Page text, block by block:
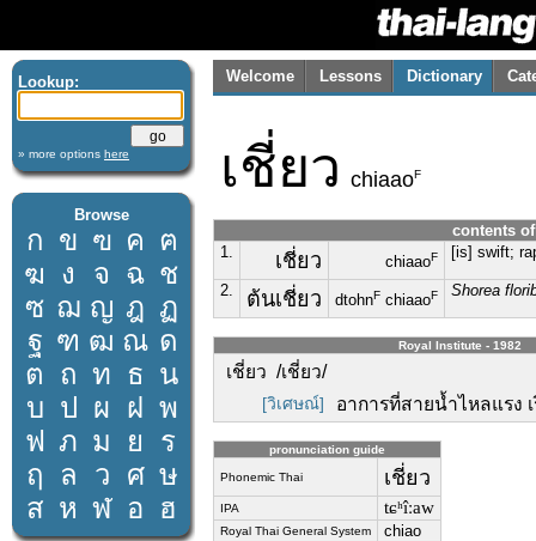
Lookup:
» more options here
Browse
ก ข ฃ ค ฅ
ฆ ง จ ฉ ช
ซ ฌ ญ ฎ ฏ
ฐ ฑ ฒ ณ ด
ต ถ ท ธ น
บ ป ผ ฝ พ
ฟ ภ ม ย
ร
ฤ
ล ว ศ ษ
ส ห ฬ อ ฮ
Welcome Lessons Dictionary
เชี่ยว chiaaoF
contents
1.
เชี่ยว chiaaoF [is] swift;
2. ต้นเชี่ยว dtohnF chiaaoF Shorea
Royal Institute - 1982
เชี่ยว /เชี่ยว/
[วิเศษณ์] อาการที่สายน้ำไหลแรง
pronunciation guide
Phonemic Thai เชี่ยว
IPA tɕʰîːaw
Royal Thai General System chiao